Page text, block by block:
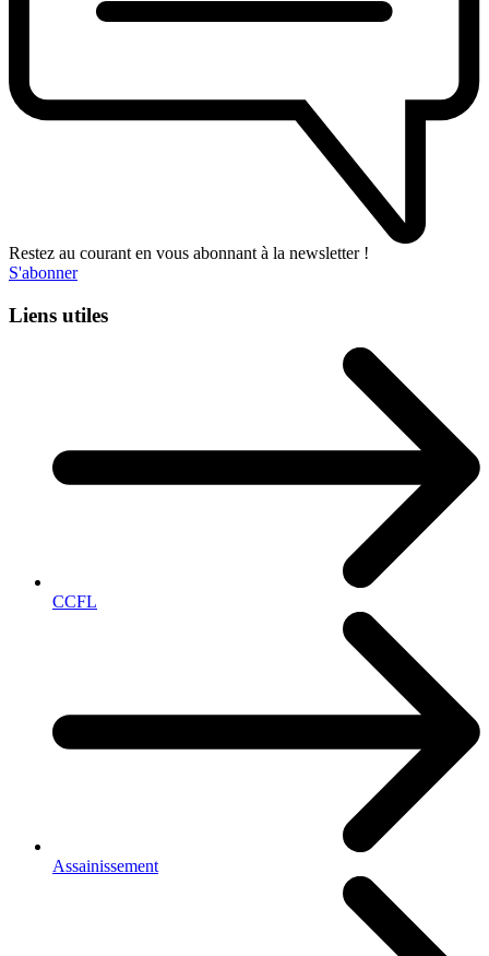
Restez au courant en vous abonnant à la newsletter !
S'abonner
Liens utiles
CCFL
Assainissement